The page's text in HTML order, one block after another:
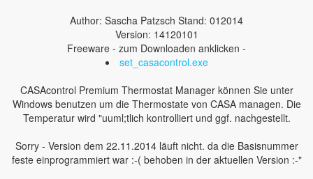
Author: Sascha Patzsch Stand: 012014
Version: 14120101
Freeware - zum Downloaden anklicken -
set_casacontrol.exe
CASAcontrol Premium Thermostat Manager können Sie unter
Windows benutzen um die Thermostate von CASA managen. Die
Temperatur wird "uuml;tlich kontrolliert und ggf. nachgestellt.
Sorry - Version dem 22.11.2014 läuft nicht. da die Basisnummer
feste einprogrammiert war :-( behoben in der aktuellen Version :-"